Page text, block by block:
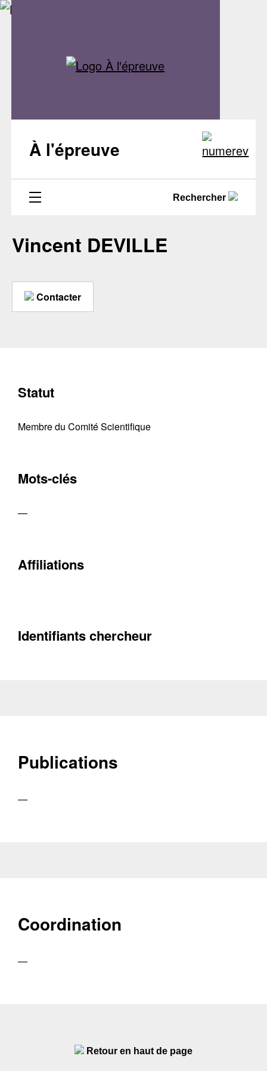
À l'épreuve
Rechercher
Vincent DEVILLE
Contacter
Statut
Membre du Comité Scientifique
Mots-clés
—
Affiliations
Identifiants chercheur
Publications
—
Coordination
—
Retour en haut de page